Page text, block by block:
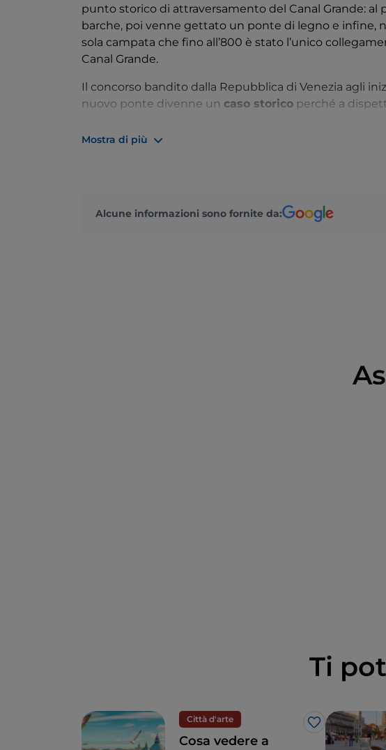
punto storico di attraversamento del Canal Grande:
barche, poi venne gettato un ponte di legno e infine,
sola campata che fino all’800 è stato l’unico
Canal Grande.
Il concorso bandito dalla Repubblica di Venezia agli
nuovo ponte divenne un caso storico perché a
prevalere il veneziano
Mostra di più
Alcune informazioni sono fornite da:
Ti
Città d'arte
Like
Cosa vedere a